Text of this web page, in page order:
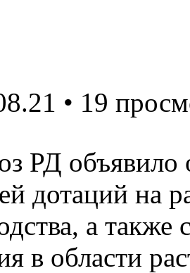
• 19
РД объявило
дотаций на
а также
в области